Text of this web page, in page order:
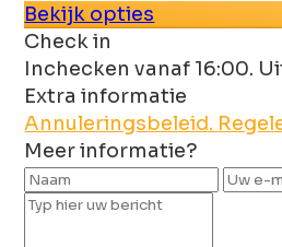
Bekijk opties
Check in
Inchecken vanaf 16:00.
Extra informatie
Annuleringsbeleid.
Meer informatie?